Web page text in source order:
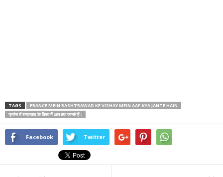
TAGS
FRANCE MEIN RASHTRAWAD KE VISHAY MEIN AAP KYA JANTE HAIN
फ्रांस में राष्ट्रवाद के विषय में आप क्या जानते हैं।
Facebook Twitter